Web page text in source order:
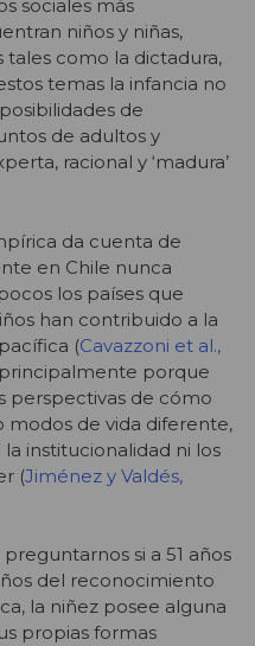
sociales más
niños y niñas,
como la dictadura,
temas la infancia no
de
de adultos y
racional y ‘madura’
da cuenta de
en Chile nunca
los países que
han contribuido a la
(Cavazzoni et al.,
porque
perspectivas de cómo
modos de vida diferente,
institucionalidad ni los
(Jiménez y Valdés,
si a 51 años
del reconocimiento
la niñez posee alguna
propias formas